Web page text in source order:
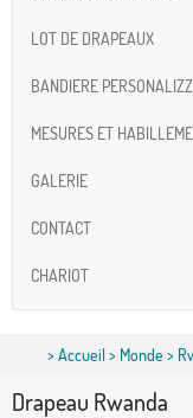
LOT DE DRAPEAUX
BANDIERE
MESURES ET
GALERIE
CONTACT
CHARIOT
>Accueil> Monde >
Drapeau Rwanda